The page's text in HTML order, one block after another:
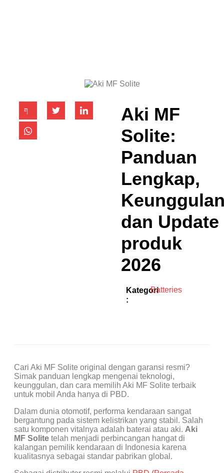
Aki MF
Solite:
Panduan
Lengkap,
dan Update
produk
2026
Kategori
:
Batteries
Cari Aki MF Solite original dengan garansi resmi?
Simak panduan lengkap mengenai teknologi,
keunggulan, dan cara memilih Aki MF Solite terbaik
untuk mobil Anda hanya di PBD.
Dalam dunia otomotif, performa kendaraan sangat
bergantung pada sistem kelistrikan yang stabil. Salah
satu komponen vitalnya adalah baterai atau aki. Aki
MF Solite telah menjadi perbincangan hangat di
kalangan pemilik kendaraan di Indonesia karena
kualitasnya sebagai standar pabrikan global.